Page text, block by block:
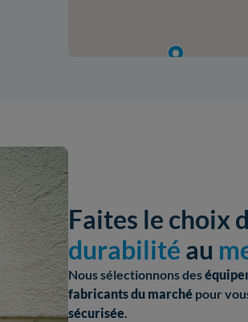
Faites le choix
durabilité au
Nous sélectionnons des
fabricantsdu marché pour
sécurisée.